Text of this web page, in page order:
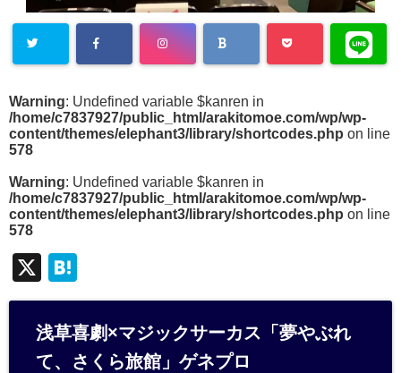
Warning: Undefined variable $kanren in
/home/c7837927/public_html/arakitomoe.com/wp/wp-
content/themes/elephant3/library/shortcodes.php on line
578
Warning: Undefined variable $kanren in
/home/c7837927/public_html/arakitomoe.com/wp/wp-
content/themes/elephant3/library/shortcodes.php on line
578
X
at
e
n
浅草喜劇×マジックサーカス「夢やぶれ
て、さくら旅館」ゲネプロ